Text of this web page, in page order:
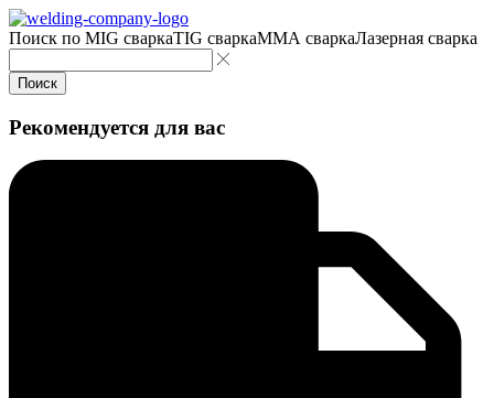
Поиск по MIG сваркаTIG сваркаMMA сваркаЛазерная сварка
Поиск
Рекомендуется для вас